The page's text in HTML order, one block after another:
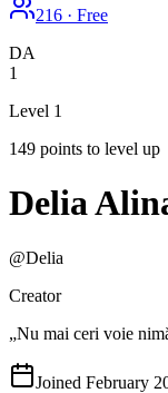
216 · Free
DA
1
Level 1
149 points to level up
Delia
@Delia
Creator
​„Nu mai ceri voie
Joined February